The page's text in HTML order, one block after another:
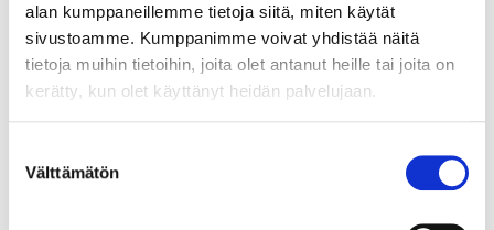
alan kumppaneillemme tietoja siitä, miten käytät
sivustoamme. Kumppanimme voivat yhdistää näitä
tietoja muihin tietoihin, joita olet antanut heille tai joita on
kerätty, kun olet käyttänyt heidän palvelujaan.
valinta
Välttämätön
Toivon retkikunta: Lähipäivä
Toivon retkikunta:Lähipäivä Toivon retkikunta-